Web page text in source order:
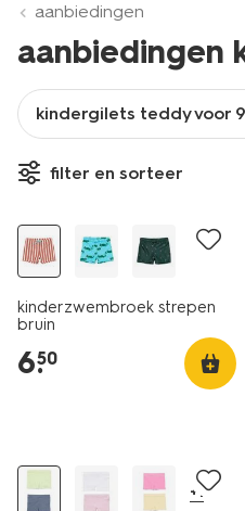
aanbiedingen
aanbiedingen
kindergilets teddy voor
filter en sorteer
kinderzwembroek strepen
bruin
6.
50
+1